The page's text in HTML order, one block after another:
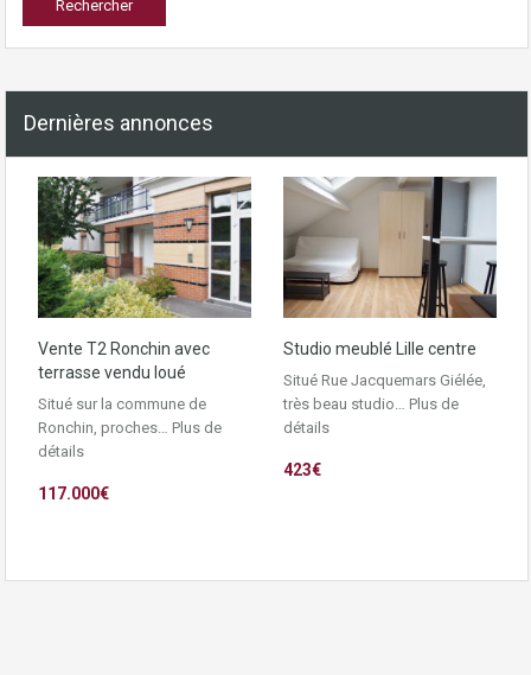
Dernières annonces
Vente T2 Ronchin avec
terrasse vendu loué
Situé sur la commune de
Ronchin, proches… Plus de
détails
117.000€
Studio meublé Lille centre
Situé Rue Jacquemars Giélée,
très beau studio… Plus de
détails
423€